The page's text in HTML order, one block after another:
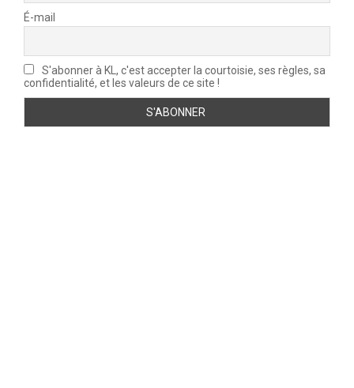
É-mail
S'abonner à KL, c'est accepter la courtoisie, ses règles, sa
confidentialité, et les valeurs de ce site !